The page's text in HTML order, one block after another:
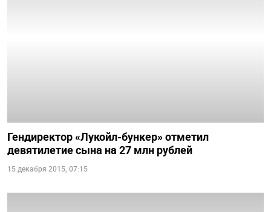
Гендиректор «Лукойл-бункер» отметил
девятилетие сына на 27 млн рублей
15 декабря 2015, 07:15